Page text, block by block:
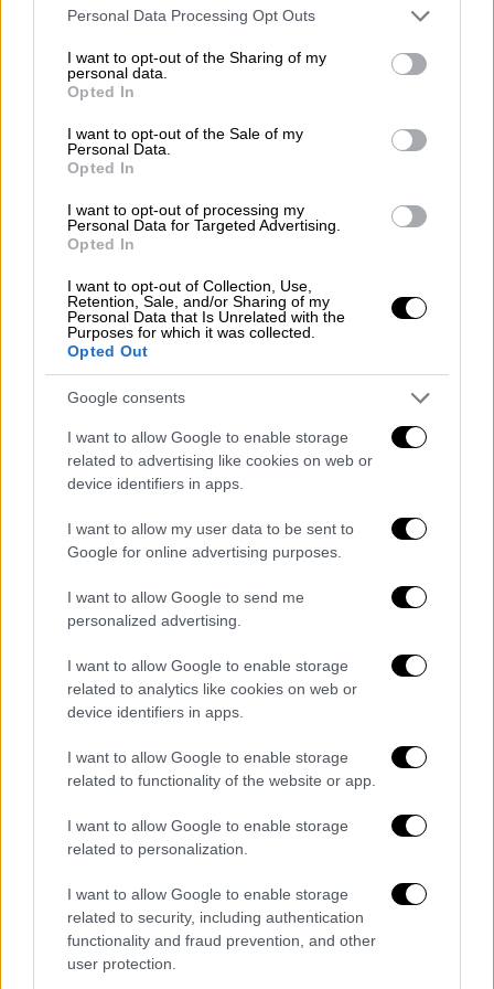
Please note that this website/app uses one or more Google
not limited to your visit or usage behaviour. You may click to
grant or deny consent to Google and its third-party tags to
use your data for below specified purposes in below Google
consent section.
Personal Data Processing Opt Outs
I want to opt-out of the Sharing of my
personal data.
Opted In
I want to opt-out of the Sale of my
Personal Data.
Opted In
I want to opt-out of processing my
Personal Data for Targeted Advertising.
Opted In
I want to opt-out of Collection, Use,
Retention, Sale, and/or Sharing of my
Personal Data that Is Unrelated with the
Purposes for which it was collected.
Opted Out
Google consents
I want to allow Google to enable storage
related to advertising like cookies on web or
device identifiers in apps.
I want to allow my user data to be sent to
Google for online advertising purposes.
I want to allow Google to send me
personalized advertising.
I want to allow Google to enable storage
related to analytics like cookies on web or
device identifiers in apps.
I want to allow Google to enable storage
related to functionality of the website or app.
I want to allow Google to enable storage
related to personalization.
I want to allow Google to enable storage
related to security, including authentication
functionality and fraud prevention, and other
user protection.
εκτιμάται ότι έγινε λίγες μέρες ή και ώρες
πριν τον θάνατο του. Η υπόθεση των
ερευνητών είναι ότι επρόκειτο για ιατρική
επέμβαση τρυπανισμού με κάποιο αιχμηρό
όργανο και με στόχο τη θεραπεία του
ασθενούς από τα σοβαρά προβλήματα από τα
«Το σύνολο των στοιχείων παραπέμπουν στο
άρρωστο για μια μακρά χρονική περίοδο,
συνεπώς ίσως του έκαναν κάποιου είδους
επέμβαση ή μια
ζωή του διαδικασίας» ανέφερε η Κάλισερ.
«Έχουμε ενδείξεις ότι ο τρυπανισμός ήταν
μια εξαπλωμένη μορφή χειρουργικής εδώ και
χιλιάδες χρόνια. Αλλά στην Εγγύς Ανατολή
δεν τη βλέπουμε τόσο συχνά, έχουν βρεθεί
μονάχα καμιά δεκαριά περιπτώσεις
τρυπανισμού σε όλη την περιοχή», πρόσθεσε.
Συνηθισμένοι οι τρυπανισμοί κρανίου
βρεθεί αρκετές άλλες, ακόμη και
αρχαιότερες, στη Νότια Αμερική, στην
είναι η παλαιότερη που έχει βρεθεί
στην
Εγγύς Ανατολή. Πιστεύεται ότι γενικά
αποτελούσαν απόπειρες διαφόρων αρχαίων
πολιτισμών για θεραπεία διαφόρων
Η Κάλισερ επεσήμανε ότι είναι πολλά
πράγματα ακόμη που οι επιστήμονες δεν
γνωρίζουν για τους αρχαίους τρυπανισμούς,